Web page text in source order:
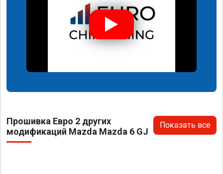
Прошивка Евро 2 других
модификаций Mazda Mazda 6 GJ
Показать все